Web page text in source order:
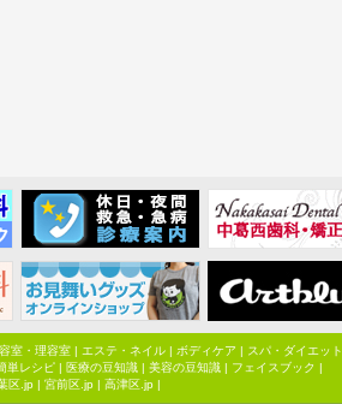
室・理容室| エステ・ネイル| ボディケア | スパ・ダイエット
単レシピ| 医療の豆知識| 美容の豆知識| フェイスブック |
区.jp | 宮前区.jp | 高津区.jp |